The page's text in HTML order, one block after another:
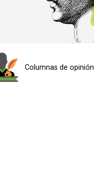
Columnas de opinión